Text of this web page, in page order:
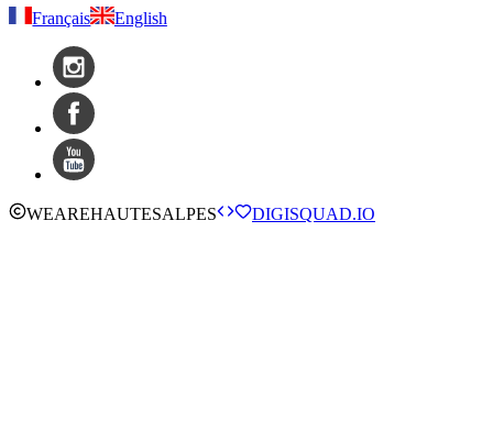
Français English
WEAREHAUTESALPES DIGISQUAD.IO